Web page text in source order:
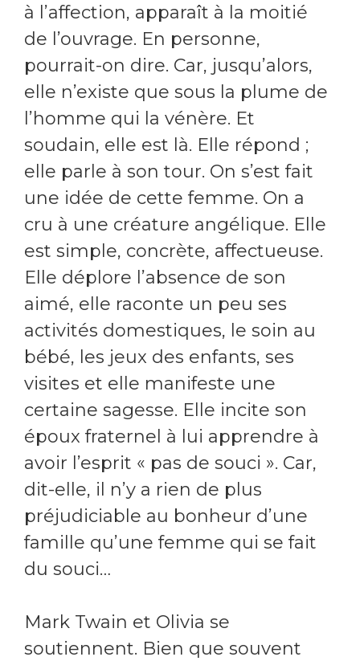
à l’affection, apparaît à la moitié
de l’ouvrage. En personne,
pourrait-on dire. Car, jusqu’alors,
elle n’existe que sous la plume de
l’homme qui la vénère. Et
soudain, elle est là. Elle répond ;
elle parle à son tour. On s’est fait
une idée de cette femme. On a
cru à une créature angélique. Elle
est simple, concrète, affectueuse.
Elle déplore l’absence de son
aimé, elle raconte un peu ses
activités domestiques, le soin au
bébé, les jeux des enfants, ses
visites et elle manifeste une
certaine sagesse. Elle incite son
époux fraternel à lui apprendre à
avoir l’esprit « pas de souci ». Car,
dit-elle, il n’y a rien de plus
préjudiciable au bonheur d’une
famille qu’une femme qui se fait
du souci…
Mark Twain et Olivia se
soutiennent. Bien que souvent